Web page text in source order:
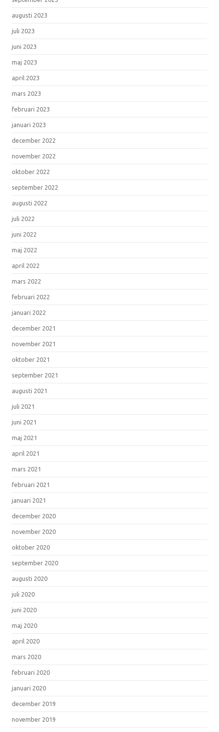
augusti 2023
juli 2023
juni 2023
maj 2023
april 2023
mars 2023
februari 2023
januari 2023
december 2022
november 2022
oktober 2022
september 2022
augusti 2022
juli 2022
juni 2022
maj 2022
april 2022
mars 2022
februari 2022
januari 2022
december 2021
november 2021
oktober 2021
september 2021
augusti 2021
juli 2021
juni 2021
maj 2021
april 2021
mars 2021
februari 2021
januari 2021
december 2020
november 2020
oktober 2020
september 2020
augusti 2020
juli 2020
juni 2020
maj 2020
april 2020
mars 2020
februari 2020
januari 2020
december 2019
november 2019